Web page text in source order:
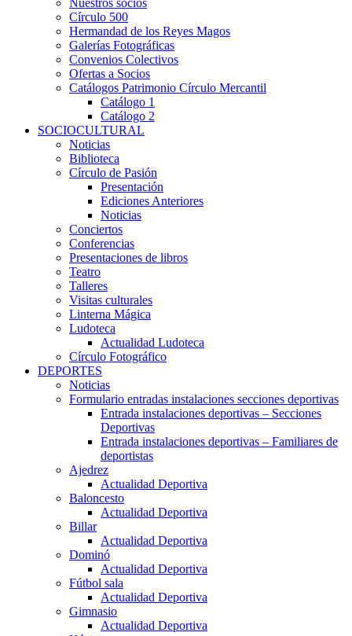
Nuestros socios
Círculo 500
Hermandad de los Reyes Magos
Galerías Fotográficas
Convenios Colectivos
Ofertas a Socios
Catálogos Patrimonio Círculo Mercantil
Catálogo 1
Catálogo 2
SOCIOCULTURAL
Noticias
Biblioteca
Círculo de Pasión
Presentación
Ediciones Anteriores
Noticias
Conciertos
Conferencias
Presentaciones de libros
Teatro
Talleres
Visitas culturales
Linterna Mágica
Ludoteca
Actualidad Ludoteca
Círculo Fotográfico
DEPORTES
Noticias
Formulario entradas instalaciones secciones deportivas
Entrada instalaciones deportivas – Secciones
Deportivas
Entrada instalaciones deportivas – Familiares de
deportistas
Ajedrez
Actualidad Deportiva
Baloncesto
Actualidad Deportiva
Billar
Actualidad Deportiva
Dominó
Actualidad Deportiva
Fútbol sala
Actualidad Deportiva
Gimnasio
Actualidad Deportiva